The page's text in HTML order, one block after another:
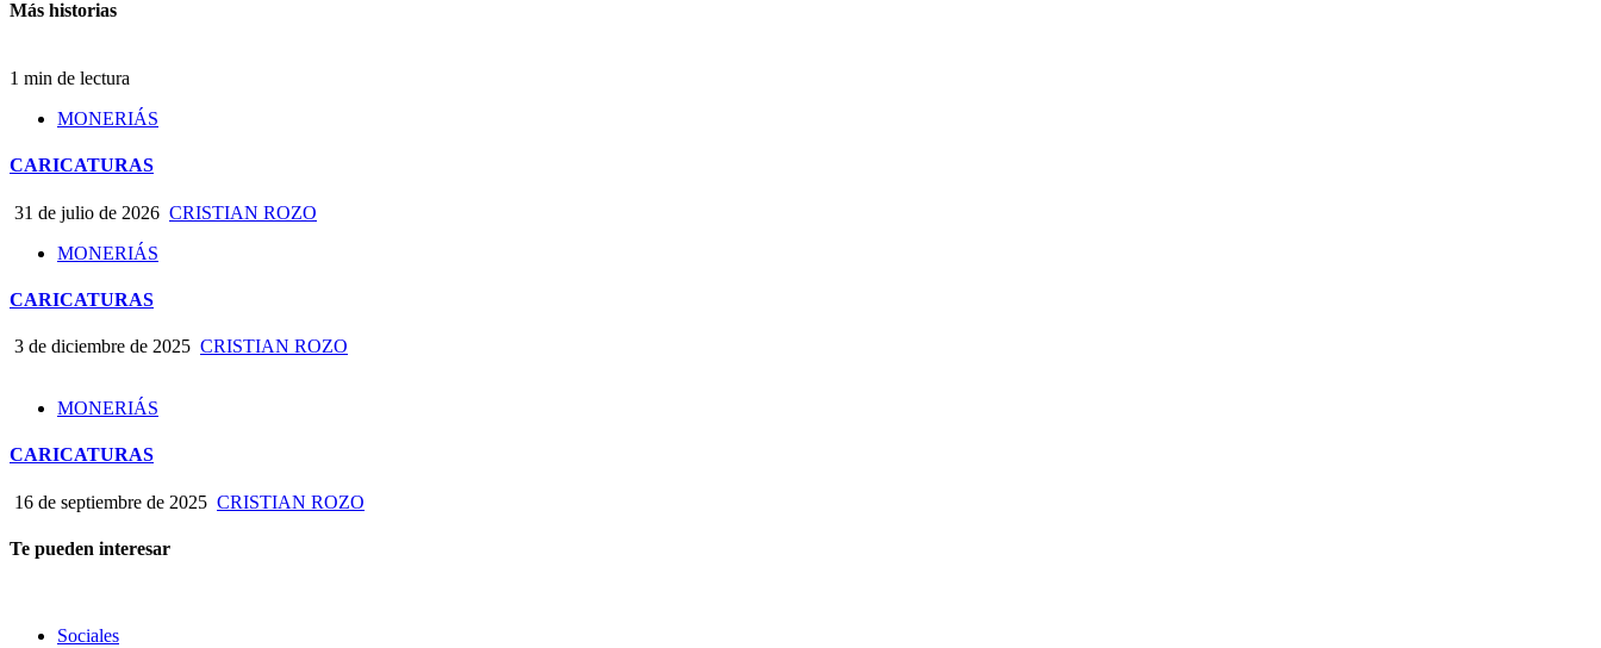
Más historias
1 min de lectura
MONERIÁS
CARICATURAS
31 de julio de 2026 CRISTIAN ROZO
MONERIÁS
CARICATURAS
3 de diciembre de 2025 CRISTIAN ROZO
MONERIÁS
CARICATURAS
16 de septiembre de 2025 CRISTIAN ROZO
Te pueden interesar
Sociales